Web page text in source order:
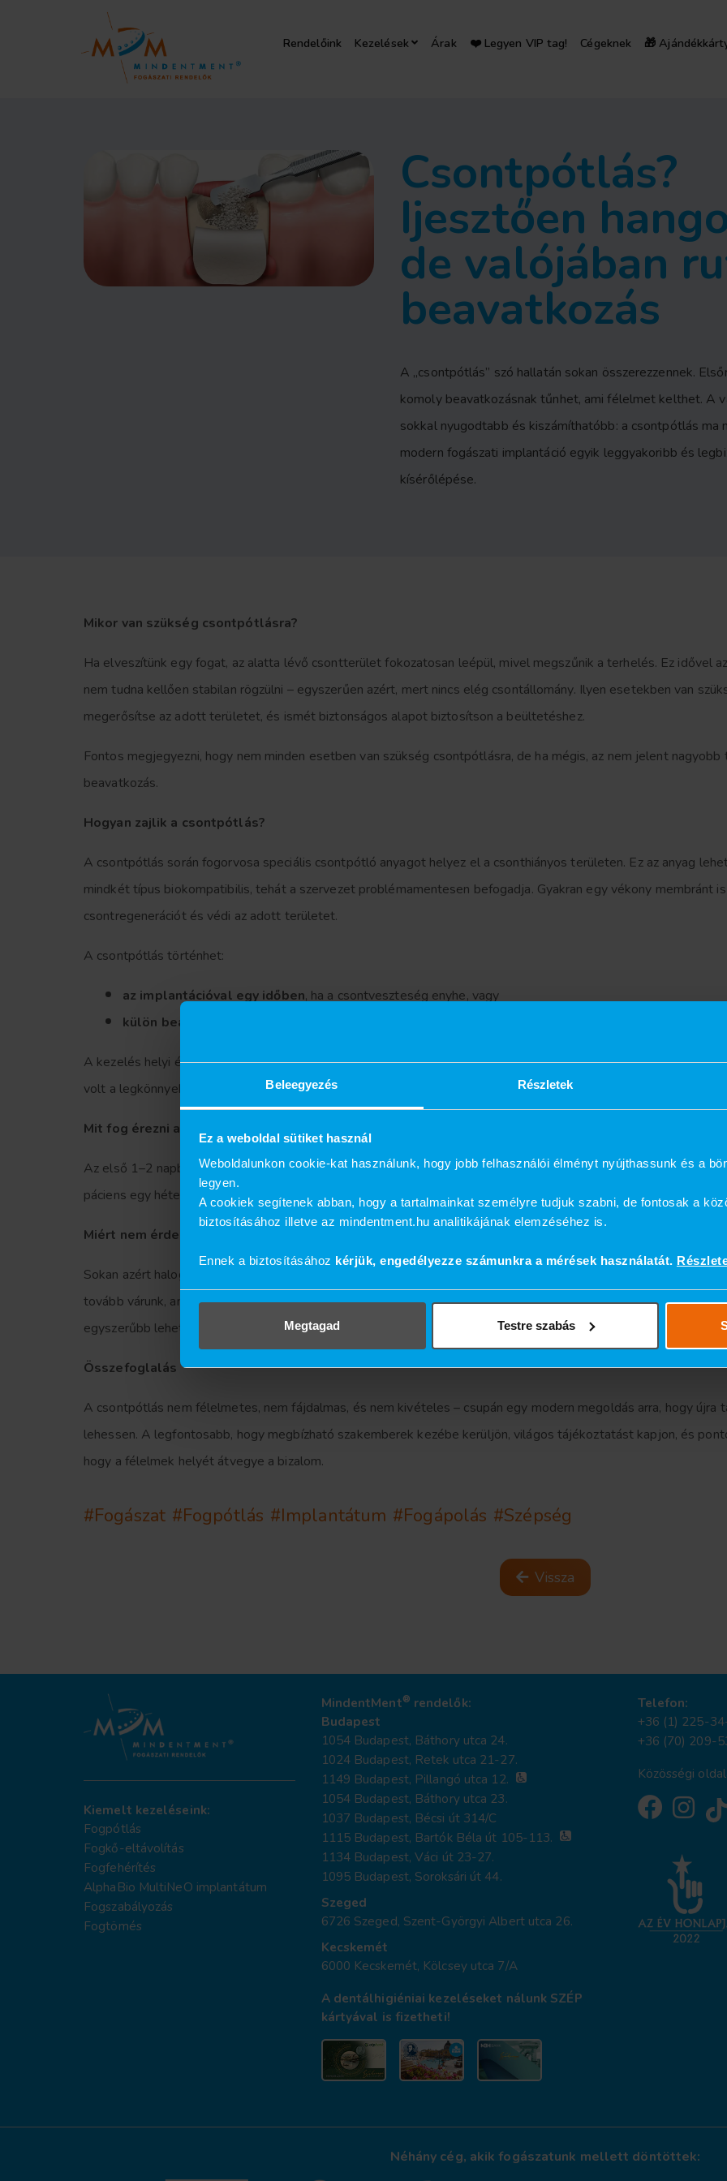
Beleegyezés Részletek
Ez a weboldal sütiket használ
Weboldalunkon cookie-kat használunk, hogy jobb felhasználói élményt nyújthassunk és a
legyen.
A cookiek segítenek abban, hogy a tartalmainkat személyre tudjuk szabni, de fontosak a
biztosításához illetve az mindentment.hu analitikájának elemzéséhez is.
Ennek a biztosításához kérjük, engedélyezze számunkra a mérések használatát.
Megtagad Testre szabás
Rendelőink Kezelések Árak ❤️ Legyen VIP tag! Cégeknek 🎁
Csontpótlás?
Ijesztően
de valójában
beavatkozás
A „csontpótlás” szó hallatán sokan összerezzennek.
komoly beavatkozásnak tűnhet, ami félelmet kelthet. A
sokkal nyugodtabb és kiszámíthatóbb: a csontpótlás ma
modern fogászati implantáció egyik leggyakoribb és
kísérőlépése.
Mikor van szükség csontpótlásra?
Ha elveszítünk egy fogat, az alatta lévő csontterület fokozatosan leépül, mivel megszűnik a terhelés. Ez idővel
nem tudna kellően stabilan rögzülni – egyszerűen azért, mert nincs elég csontállomány. Ilyen esetekben van
megerősítse az adott területet, és ismét biztonságos alapot biztosítson a beültetéshez.
Fontos megjegyezni, hogy nem minden esetben van szükség csontpótlásra, de ha mégis, az nem jelent
beavatkozás.
Hogyan zajlik a csontpótlás?
A csontpótlás során fogorvosa speciális csontpótló anyagot helyez el a csonthiányos területen. Ez az anyag
mindkét típus biokompatibilis, tehát a szervezet problémamentesen befogadja. Gyakran egy vékony membránt
csontregenerációt és védi az adott területet.
A csontpótlás történhet:
az implantációval egy időben, ha a csontveszteség enyhe, vagy
külön beavatkozásként
A kezelés helyi érzéstelenítésben történik, így teljesen fájdalommentes. A legtöbb páciens később úgy
volt a legkönnyebb rész.”
Mit fog érezni a beavatkozás után?
Az első 1–2 napban előfordulhat enyhe duzzanat vagy érzékenység, de ezek jegeléssel és szükség esetén
páciens egy héten belül panaszmentes. A csontpótló anyag fokozatosan beépül, és 3–6 hónap alatt szilárd,
Miért nem érdemes halogatni?
Sokan azért halogatják az implantációt, mert attól tartanak, hogy csontpótlásra is szükség lehet – holott éppen
tovább várunk, annál inkább csökken a csontmennyiség, és ezzel együtt nő a beavatkozás mértéke. Ha időben
egyszerűbb lehet.
Összefoglalás
A csontpótlás nem félelmetes, nem fájdalmas, és nem kivételes – csupán egy modern megoldás arra, hogy
lehessen. A legfontosabb, hogy megbízható szakemberek kezébe kerüljön, világos tájékoztatást kapjon, és
hogy a félelmek helyét átvegye a bizalom.
#Fogászat #Fogpótlás #Implantátum #Fogápolás #Szépség
Vissza
Kiemelt kezeléseink:
Fogpótlás
Fogkő-eltávolítás
Fogfehérítés
AlphaBio MultiNeO implantátum
Fogszabályozás
Fogtömés
MindentMent® rendelők:
Budapest
1054 Budapest, Báthory utca 24.
1024 Budapest, Retek utca 21-27.
1149 Budapest, Pillangó utca 12.
1054 Budapest, Báthory utca 23.
1037 Budapest, Bécsi út 314/C
1115 Budapest, Bartók Béla út 105-113.
1134 Budapest, Váci út 23-27.
1095 Budapest, Soroksári út 44.
Szeged
6726 Szeged, Szent-Györgyi Albert utca 26.
Kecskemét
6000 Kecskemét, Kölcsey utca 7/A
A dentálhigiéniai kezeléseket nálunk SZÉP
kártyával is fizetheti!
Telefon:
+36 (1) 225-
+36 (70) 209-
Közösségi
Néhány cég, akik fogászatunk mellett döntöttek: